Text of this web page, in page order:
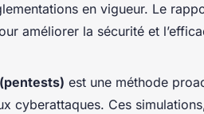
en vigueur. Le
améliorer la sécurité et
est une méthode
cyberattaques. Ces